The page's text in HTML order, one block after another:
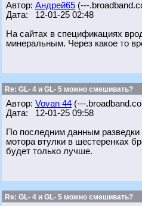
Автор: Андрей65 (---
Дата: 12-01-25 02:48
На сайтах в спецификациях
минеральным. Через какое то
Re: GL- 4 и GL- 5 можно смешивать?
Автор: Vovan 44 (---
Дата: 12-01-25 09:58
По последним данным
мотора втулки в шестеренках
будет только лучше.
Re: GL- 4 и GL- 5 можно смешивать?